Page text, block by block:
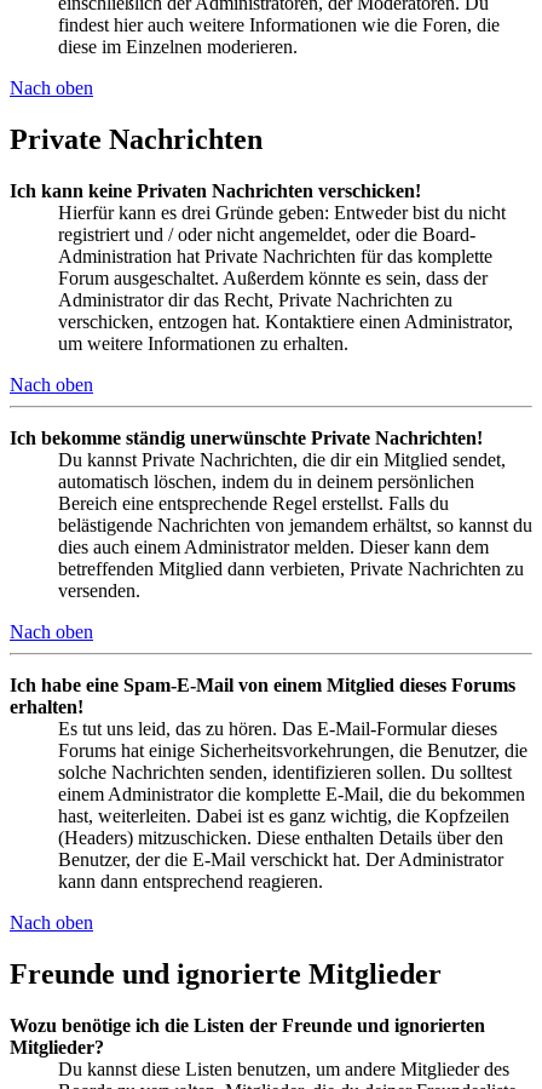
findest hier auch weitere Informationen wie die Foren, die
diese im Einzelnen moderieren.
Nach oben
Private Nachrichten
Ich kann keine Privaten Nachrichten verschicken!
Hierfür kann es drei Gründe geben: Entweder bist du nicht
registriert und / oder nicht angemeldet, oder die Board-
Administration hat Private Nachrichten für das komplette
Forum ausgeschaltet. Außerdem könnte es sein, dass der
Administrator dir das Recht, Private Nachrichten zu
verschicken, entzogen hat. Kontaktiere einen Administrator,
um weitere Informationen zu erhalten.
Nach oben
Ich bekomme ständig unerwünschte Private Nachrichten!
Du kannst Private Nachrichten, die dir ein Mitglied sendet,
automatisch löschen, indem du in deinem persönlichen
Bereich eine entsprechende Regel erstellst. Falls du
belästigende Nachrichten von jemandem erhältst, so kannst du
dies auch einem Administrator melden. Dieser kann dem
betreffenden Mitglied dann verbieten, Private Nachrichten zu
versenden.
Nach oben
Ich habe eine Spam-E-Mail von einem Mitglied dieses Forums
erhalten!
Es tut uns leid, das zu hören. Das E-Mail-Formular dieses
Forums hat einige Sicherheitsvorkehrungen, die Benutzer, die
solche Nachrichten senden, identifizieren sollen. Du solltest
einem Administrator die komplette E-Mail, die du bekommen
hast, weiterleiten. Dabei ist es ganz wichtig, die Kopfzeilen
(Headers) mitzuschicken. Diese enthalten Details über den
Benutzer, der die E-Mail verschickt hat. Der Administrator
kann dann entsprechend reagieren.
Nach oben
Freunde und ignorierte Mitglieder
Wozu benötige ich die Listen der Freunde und ignorierten
Mitglieder?
Du kannst diese Listen benutzen, um andere Mitglieder des